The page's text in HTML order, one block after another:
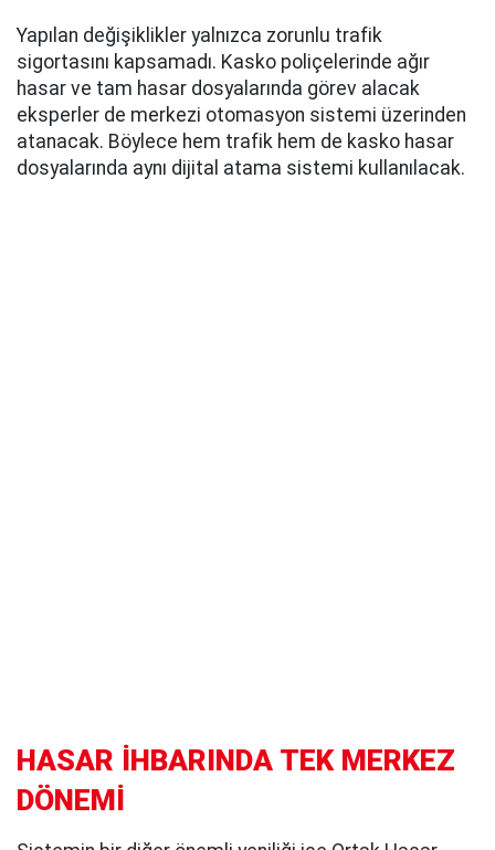
Yapılan değişiklikler yalnızca zorunlu trafik
sigortasını kapsamadı. Kasko poliçelerinde ağır
hasar ve tam hasar dosyalarında görev alacak
eksperler de merkezi otomasyon sistemi üzerinden
atanacak. Böylece hem trafik hem de kasko hasar
dosyalarında aynı dijital atama sistemi kullanılacak.
HASAR İHBARINDA TEK MERKEZ
DÖNEMİ